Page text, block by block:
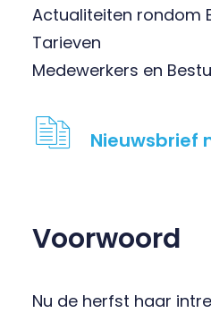
Actualiteiten rondom
Tarieven
Medewerkers en
Nieuwsbrief
Voorwoord
Nu de herfst haar